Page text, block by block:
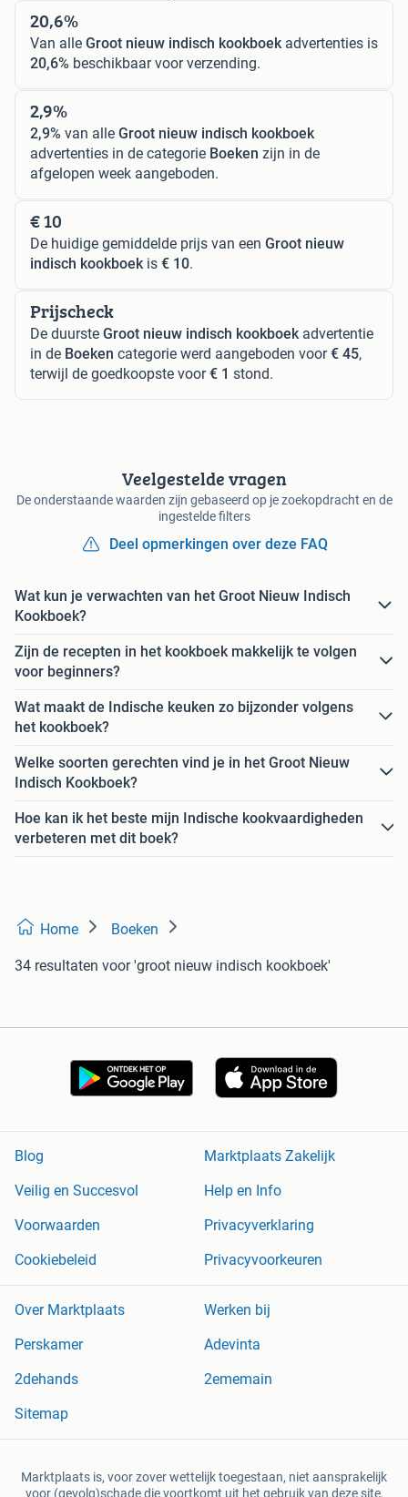
20,6%
Van alle Groot nieuw indisch kookboek advertenties is
20,6% beschikbaar voor verzending.
2,9%
2,9% van alle Groot nieuw indisch kookboek
advertenties in de categorie Boeken zijn in de
afgelopen week aangeboden.
€ 10
De huidige gemiddelde prijs van een Groot nieuw
indisch kookboek is € 10.
Prijscheck
De duurste Groot nieuw indisch kookboek advertentie
in de Boeken categorie werd aangeboden voor€ 45,
terwijl de goedkoopste voor€ 1 stond.
Veelgestelde vragen
De onderstaande waarden zijn gebaseerd op je zoekopdracht en de
ingestelde filters
Deel opmerkingen over deze FAQ
Wat kun je verwachten van het Groot Nieuw Indisch
Kookboek?
Zijn de recepten in het kookboek makkelijk te volgen
voor beginners?
Wat maakt de Indische keuken zo bijzonder volgens
het kookboek?
Welke soorten gerechten vind je in het Groot Nieuw
Indisch Kookboek?
Hoe kan ik het beste mijn Indische kookvaardigheden
verbeteren met dit boek?
Home Boeken
34 resultaten voor 'groot nieuw indisch kookboek'
Blog
Marktplaats Zakelijk
Veilig en Succesvol
Help en Info
Voorwaarden
Privacyverklaring
Cookiebeleid
Privacyvoorkeuren
Over Marktplaats
Werken bij
Perskamer
Adevinta
2dehands
2ememain
Sitemap
Marktplaats is, voor zover wettelijk toegestaan, niet aansprakelijk
voor (gevolg)schade die voortkomt uit het gebruik van deze site,